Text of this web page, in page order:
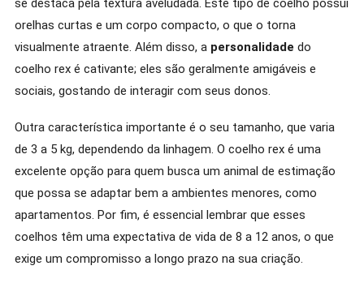
se destaca pela textura aveludada. Este tipo de coelho possui
orelhas curtas e um corpo compacto, o que o torna
visualmente atraente. Além disso, a personalidade do
coelho rex é cativante; eles são geralmente amigáveis e
sociais, gostando de interagir com seus donos.
Outra característica importante é o seu tamanho, que varia
de 3 a 5 kg, dependendo da linhagem. O coelho rex é uma
excelente opção para quem busca um animal de estimação
que possa se adaptar bem a ambientes menores, como
apartamentos. Por fim, é essencial lembrar que esses
coelhos têm uma expectativa de vida de 8 a 12 anos, o que
exige um compromisso a longo prazo na sua criação.